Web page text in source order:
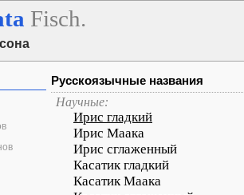
Fisch.
Русскоязычные названия
Научные:
Ирис гладкий
Ирис Маака
Ирис сглаженный
Касатик гладкий
Касатик Маака